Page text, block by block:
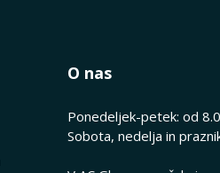
O nas
Ponedeljek-petek: od
Sobota, nedelja in